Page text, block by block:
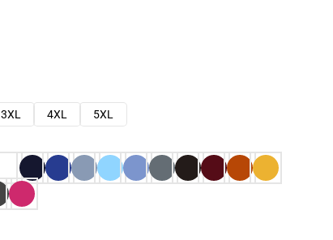
3XL 4XL
5XL